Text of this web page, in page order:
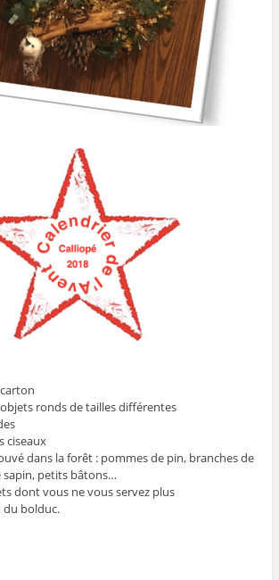
ronds de tailles différentes
ciseaux
dans la forêt : pommes de pin, branches de
petits bâtons…
dont vous ne vous servez plus
du bolduc.